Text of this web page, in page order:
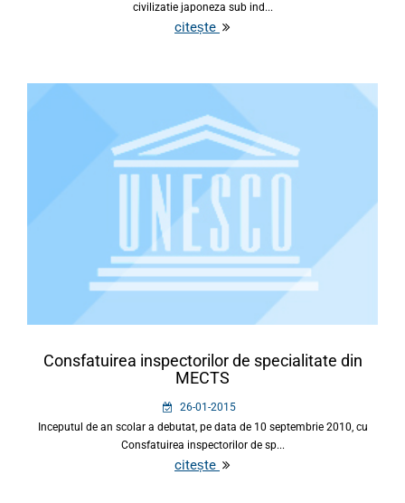
civilizatie japoneza sub ind...
citește
Consfatuirea inspectorilor de specialitate din
MECTS
26-01-2015
Inceputul de an scolar a debutat, pe data de 10 septembrie 2010, cu
Consfatuirea inspectorilor de sp...
citește